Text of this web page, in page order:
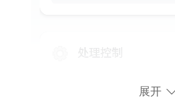
展开